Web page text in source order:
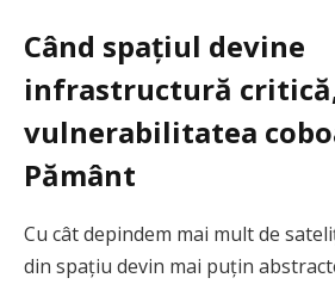
Când spațiul devine
infrastructură
vulnerabilitatea
Pământ
Cu cât depindem mai mult de
din spațiu devin mai puțin